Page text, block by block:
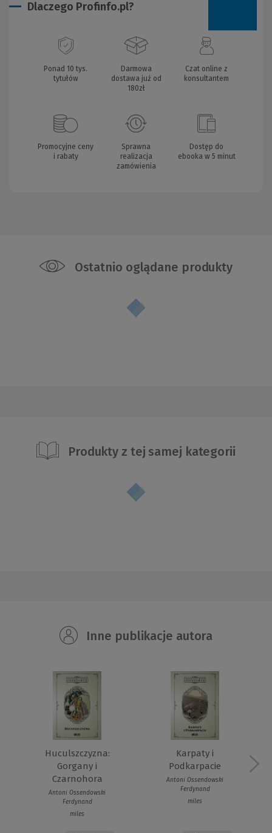
Dlaczego Profinfo.pl?
Ponad 10 tys.
tytułów
Darmowa
dostawa już od
180zł
Czat online z
konsultantem
Promocyjne ceny
i rabaty
Sprawna
realizacja
zamówienia
Dostęp do
ebooka w 5 minut
Ostatnio oglądane produkty
Produkty z tej samej kategorii
Inne publikacje autora
Huculszczyzna:
Gorgany i
Czarnohora
Antoni Ossendowski
Ferdynand
miles
Karpaty i
Podkarpacie
Antoni Ossendowski
Ferdynand
miles